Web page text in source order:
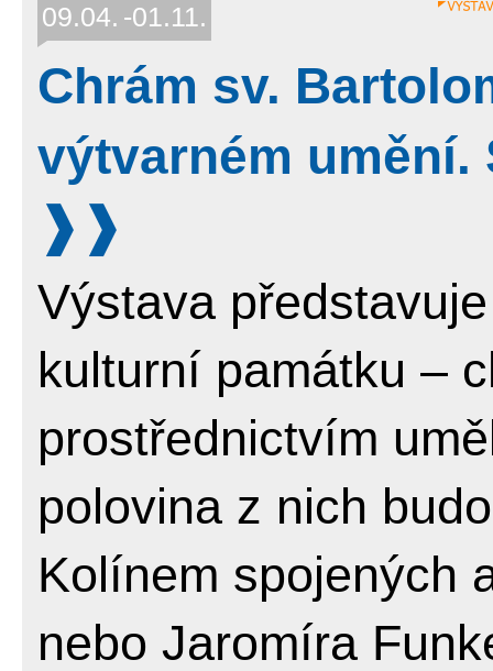
09.04. 01.11.
Chrám sv.
výtvarném umění.
Výstava
kulturní památku –
prostřednictvím
polovina z nich
Kolínem spojených
nebo Jaromíra